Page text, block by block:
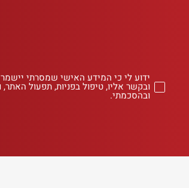
ידוע לי כי המידע האישי שמסרתי
ובקשר אליו, טיפול בפניות, תפעול
ובהסכמתי.